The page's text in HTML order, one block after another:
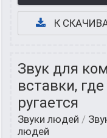
К
Звук для
вставки,
ругается
Звуки людей /
людей